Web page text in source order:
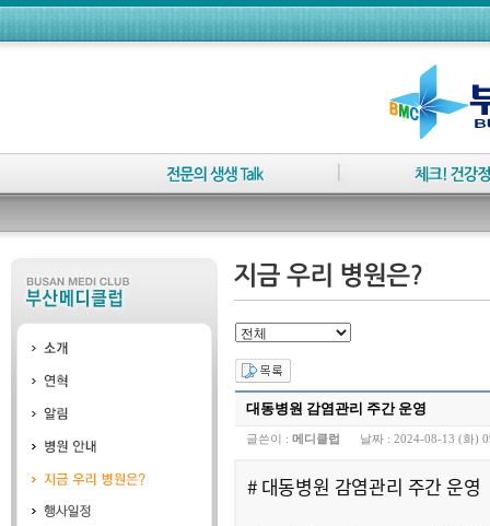
대동병원 감염관리 주간 운영
글쓴이 : 메디클럽 날짜 : 2024-08-13 (화)
# 대동병원 감염관리 주간 운영